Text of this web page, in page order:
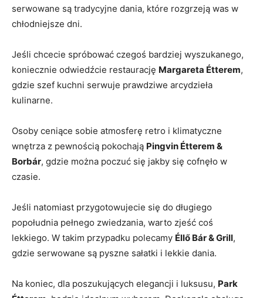
serwowane są tradycyjne dania, które rozgrzeją was⁢ w
chłodniejsze dni.
Jeśli chcecie spróbować czegoś bardziej wyszukanego,
koniecznie ‌odwiedźcie restaurację⁢ Margareta ⁣Étterem,
gdzie szef kuchni serwuje prawdziwe arcydzieła
kulinarne.
Osoby ceniące⁤ sobie atmosferę retro i klimatyczne
⁣wnętrza z pewnością pokochają Pingvin​ Étterem​ &
Borbár, ⁣gdzie można poczuć ​się jakby się⁤ cofnęło w
czasie.
Jeśli natomiast przygotowujecie się do długiego
popołudnia‌ pełnego zwiedzania, warto zjeść coś
lekkiego. W ⁤takim ⁣przypadku polecamy Éllő Bár & Grill,
gdzie serwowane są pyszne sałatki i lekkie dania.
Na koniec, dla poszukujących elegancji i luksusu,‌ Park